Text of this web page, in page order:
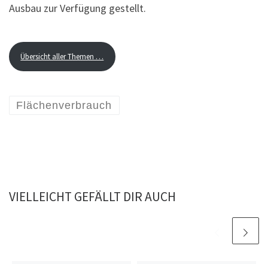
Ausbau zur Verfügung gestellt.
Übersicht aller Themen …
Flächenverbrauch
VIELLEICHT GEFÄLLT DIR AUCH